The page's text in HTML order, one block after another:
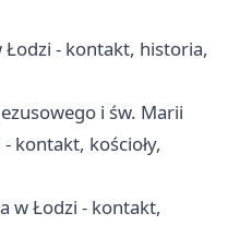
Łodzi - kontakt, historia,
i św. Marii
kontakt, kościoły,
w Łodzi - kontakt,